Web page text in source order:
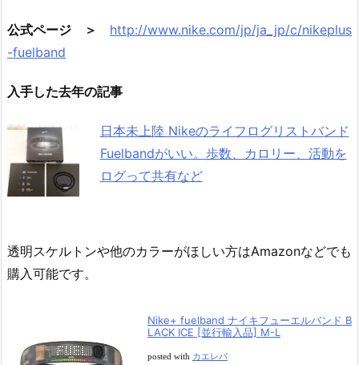
公式ページ ＞
http://www.nike.com/jp/ja_jp/c/nikeplus
-fuelband
入手した去年の記事
日本未上陸 Nikeのライフログリストバンド
Fuelbandがいい。歩数、カロリー、活動を
ログって共有など
透明スケルトンや他のカラーがほしい方はAmazonなどでも
購入可能です。
Nike+ fuelband ナイキフューエルバンド B
LACK ICE [並行輸入品] M-L
posted with カエレバ